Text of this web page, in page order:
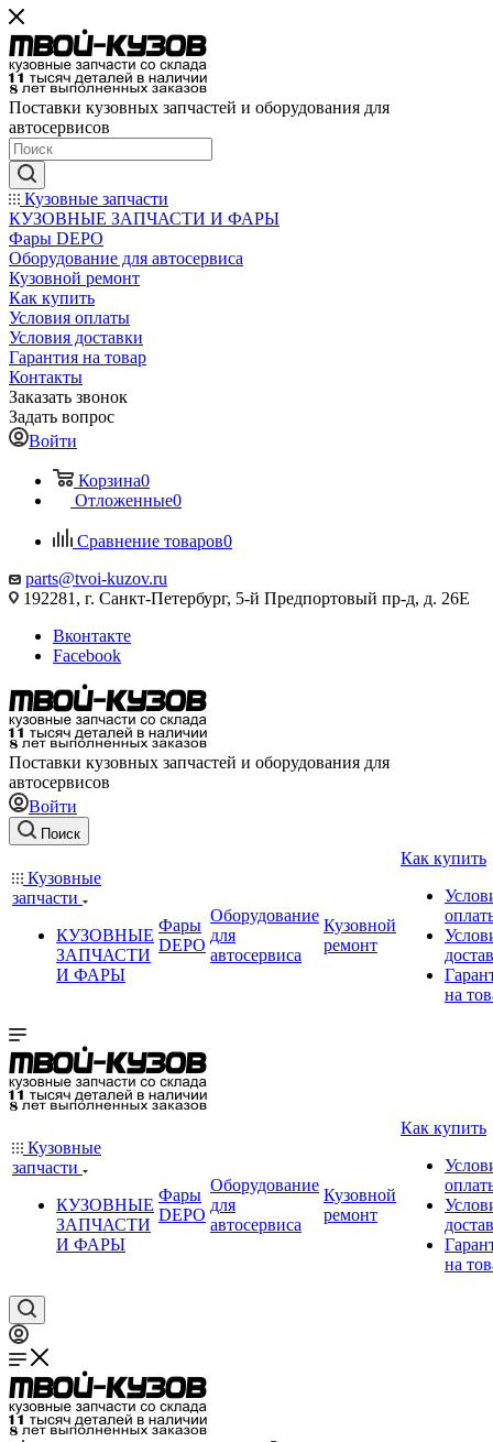
Поставки кузовных запчастей и оборудования для
автосервисов
Кузовные запчасти
КУЗОВНЫЕ ЗАПЧАСТИ И ФАРЫ
Фары DEPO
Оборудование для автосервиса
Кузовной ремонт
Как купить
Условия оплаты
Условия доставки
Гарантия на товар
Контакты
Заказать звонок
Задать вопрос
Войти
Корзина0
Отложенные0
Сравнение товаров0
parts@tvoi-kuzov.ru
192281, г. Санкт-Петербург, 5-й Предпортовый пр-д, д. 26Е
Вконтакте
Facebook
Поставки кузовных запчастей и оборудования для
автосервисов
Войти
Поиск
Кузовные
запчасти
КУЗОВНЫЕ
ЗАПЧАСТИ
И ФАРЫ
Фары
DEPO
Оборудование
для
автосервиса
Кузовной
ремонт
Как купить
на
Кузовные
запчасти
КУЗОВНЫЕ
ЗАПЧАСТИ
И ФАРЫ
Фары
DEPO
Оборудование
для
автосервиса
Кузовной
ремонт
Как купить
на